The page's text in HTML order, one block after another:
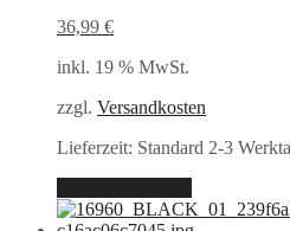
36,99 €
inkl. 19 % MwSt.
zzgl. Versandkosten
Lieferzeit: Standard 2-3